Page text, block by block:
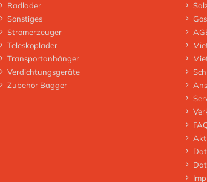
Radlader
Sonstiges
Stromerzeuger
Teleskoplader
Transportanhänger
Verdichtungsgeräte
Zubehör Bagger